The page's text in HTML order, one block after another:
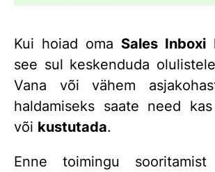
Kui hoiad oma Sales Inboxi
see sul keskenduda
Vana või vähem
haldamiseks saate need kas
või kustutada.
Enne toimingu